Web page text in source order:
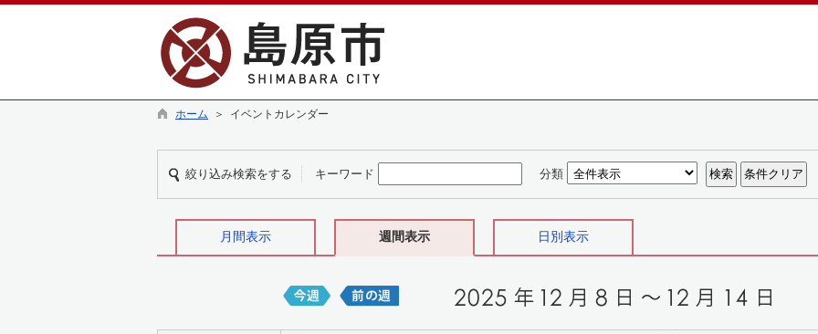
ホーム ＞ イベントカレンダー
絞り込み検索をする キーワード 分類
月間表示 週間表示 日別表示